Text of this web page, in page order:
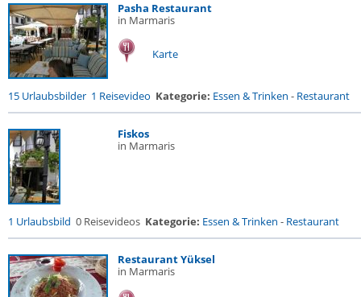
Pasha Restaurant
in Marmaris
Karte
15 Urlaubsbilder 1 Reisevideo Kategorie: Essen & Trinken - Restaurant
Fiskos
in Marmaris
1 Urlaubsbild 0 Reisevideos Kategorie: Essen & Trinken - Restaurant
Restaurant Yüksel
in Marmaris